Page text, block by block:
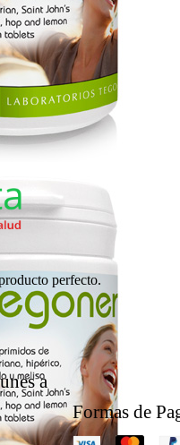
perfecto.
a
Formas de